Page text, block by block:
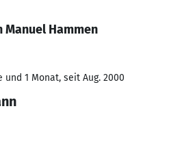
Hammen
und 1 Monat, seit Aug. 2000